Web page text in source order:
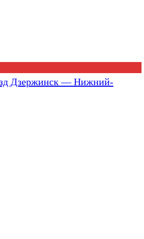
Дзержинск — Нижний-